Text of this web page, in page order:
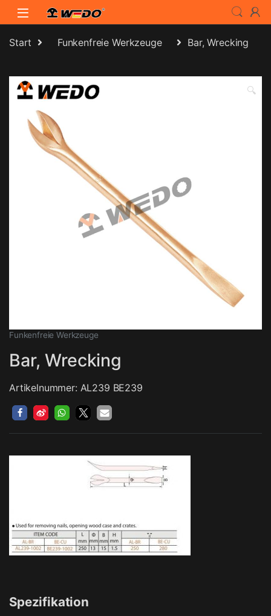
Skip to navigation
Skip to content
Start Funkenfreie Werkzeuge Bar, Wrecking
🔍
Funkenfreie Werkzeuge
Bar, Wrecking
Artikelnummer: AL239 BE239
Spezifikation